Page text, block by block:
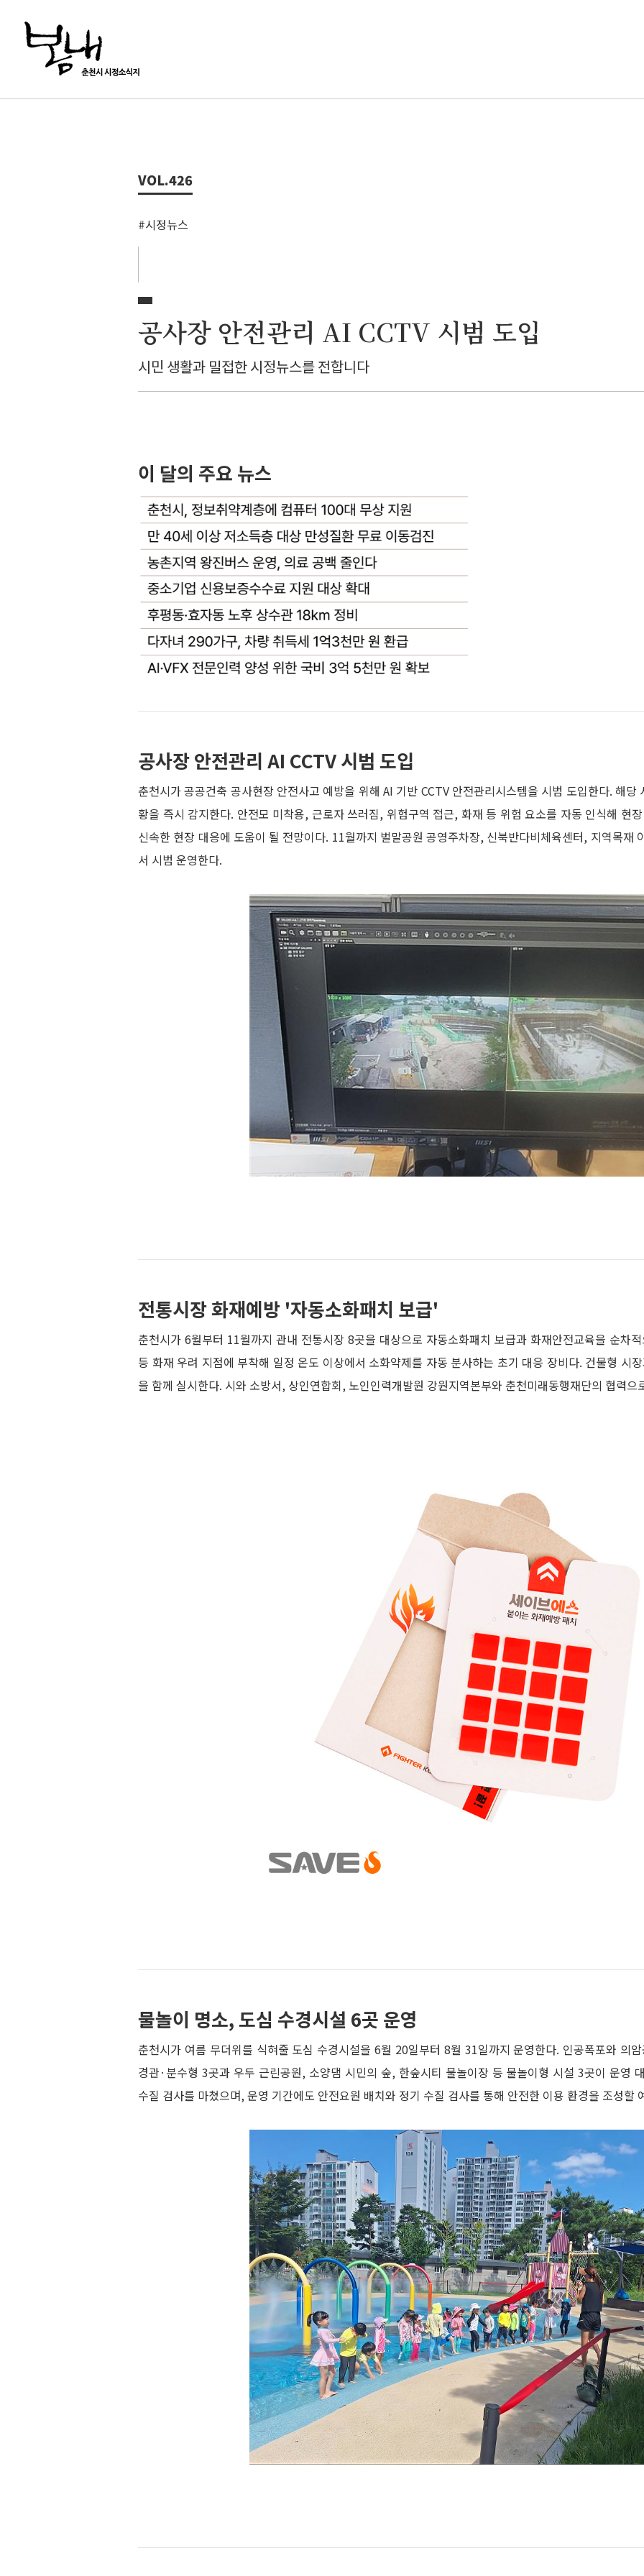
VOL.426
#시정뉴스
공사장 안전관리 AI CCTV 시범 도입
시민 생활과 밀접한 시정뉴스를 전합니다
이 달의 주요 뉴스
공사장 안전관리 AI CCTV 시범 도입
춘천시가 공공건축 공사현장 안전사고 예방을 위해 AI 기반 CCTV 안전관리시스템을 시범 도입한다. 해
황을 즉시 감지한다. 안전모 미착용, 근로자 쓰러짐, 위험구역 접근, 화재 등 위험 요소를 자동 인식해 현
신속한 현장 대응에 도움이 될 전망이다. 11월까지 벌말공원 공영주차장, 신북반다비체육센터, 지역목재
서 시범 운영한다.
전통시장 화재예방 '자동소화패치 보급'
춘천시가 6월부터 11월까지 관내 전통시장 8곳을 대상으로 자동소화패치 보급과 화재안전교육을 순차
등 화재 우려 지점에 부착해 일정 온도 이상에서 소화약제를 자동 분사하는 초기 대응 장비다. 건물형 시
을 함께 실시한다. 시와 소방서, 상인연합회, 노인인력개발원 강원지역본부와 춘천미래동행재단의 협력으
물놀이 명소, 도심 수경시설 6곳 운영
춘천시가 여름 무더위를 식혀줄 도심 수경시설을 6월 20일부터 8월 31일까지 운영한다. 인공폭포와 의
경관·분수형 3곳과 우두 근린공원, 소양댐 시민의 숲, 한숲시티 물놀이장 등 물놀이형 시설 3곳이 운영
수질 검사를 마쳤으며, 운영 기간에도 안전요원 배치와 정기 수질 검사를 통해 안전한 이용 환경을 조성할